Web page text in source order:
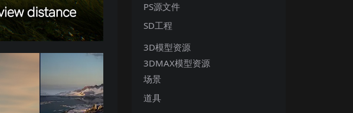
PS源文件
SD工程
3D模型资源
3DMAX模型资源
场景
道具